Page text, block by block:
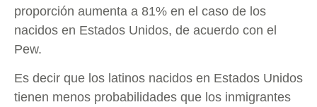
proporción aumenta a 81% en el caso de los
nacidos en Estados Unidos, de acuerdo con el
Pew.
Es decir que los latinos nacidos en Estados Unidos
tienen menos probabilidades que los inmigrantes